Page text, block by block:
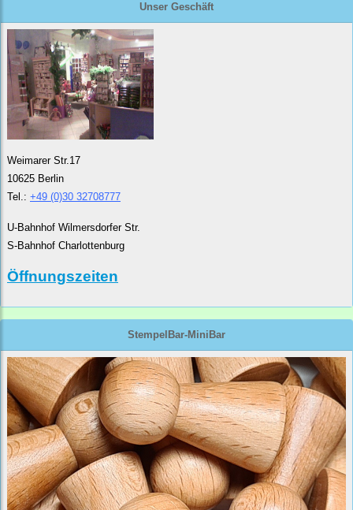
Unser Geschäft
Weimarer Str.17
10625 Berlin
Tel.: +49 (0)30 32708777
U-Bahnhof Wilmersdorfer Str.
S-Bahnhof Charlottenburg
Öffnungszeiten
StempelBar-MiniBar